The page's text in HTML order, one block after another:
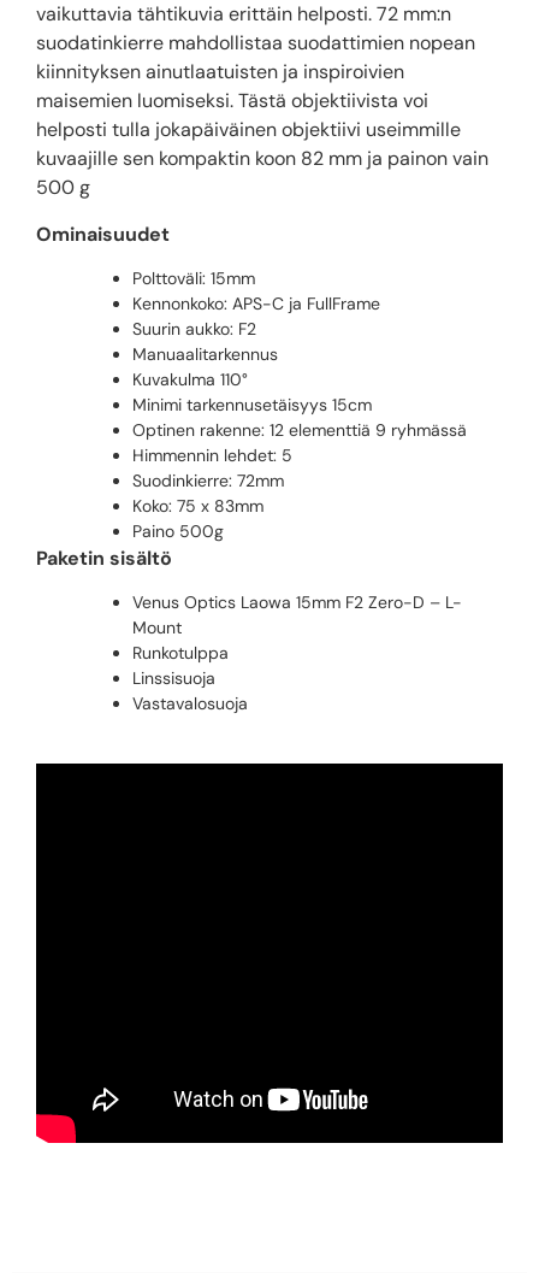
vaikuttavia tähtikuvia erittäin helposti. 72 mm:n
suodatinkierre mahdollistaa suodattimien nopean
kiinnityksen ainutlaatuisten ja inspiroivien
maisemien luomiseksi. Tästä objektiivista voi
helposti tulla jokapäiväinen objektiivi useimmille
kuvaajille sen kompaktin koon 82 mm ja painon vain
500 g
Ominaisuudet
Polttoväli: 15mm
Kennonkoko: APS-C ja FullFrame
Suurin aukko: F2
Manuaalitarkennus
Kuvakulma 110°
Minimi tarkennusetäisyys 15cm
Optinen rakenne: 12 elementtiä 9 ryhmässä
Himmennin lehdet: 5
Suodinkierre: 72mm
Koko: 75 x 83mm
Paino 500g
Paketin sisältö
Venus Optics Laowa 15mm F2 Zero-D – L-
Mount
Runkotulppa
Linssisuoja
Vastavalosuoja